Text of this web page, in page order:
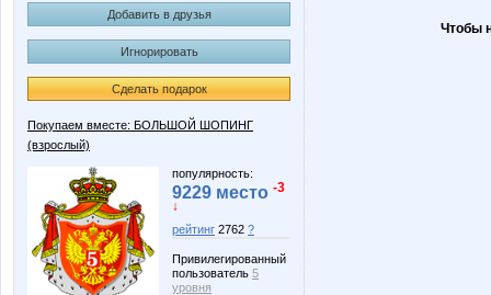
Добавить в друзья
Игнорировать
Сделать подарок
Покупаем вместе: БОЛЬШОЙ ШОПИНГ
(взрослый)
популярность:
9229 место -3
↓
рейтинг 2762 ?
Привилегированный
пользователь 5
уровня
Чтобы